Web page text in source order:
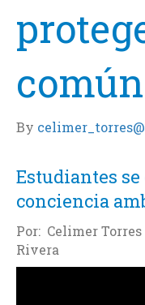
común
By
Estudiantes
conciencia
Por: Celimer
Rivera